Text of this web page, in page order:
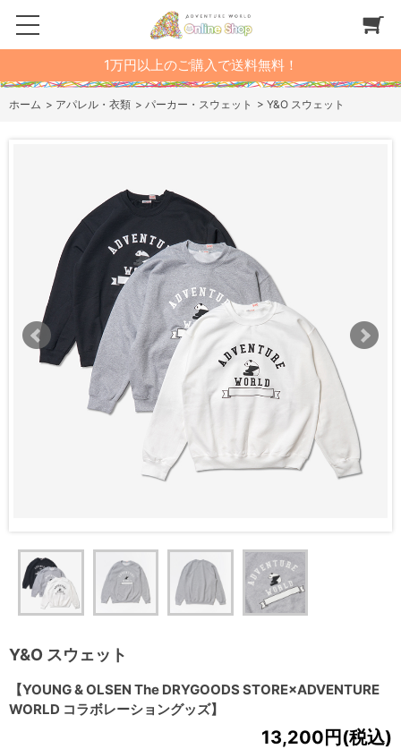
1万円以上のご購入で送料無料！
ホーム > アパレル・衣類 > パーカー・スウェット > Y&O スウェット
Y&O スウェット
【YOUNG & OLSEN The DRYGOODS STORE×ADVENTURE
WORLD コラボレーショングッズ】
13,200円(税込)